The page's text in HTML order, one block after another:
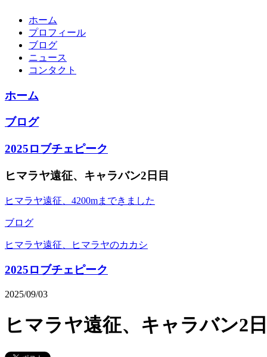
ホーム
プロフィール
ブログ
ニュース
コンタクト
ホーム
ブログ
2025ロブチェピーク
ヒマラヤ遠征、キャラバン2日目
ヒマラヤ遠征、4200mまできました
ブログ
ヒマラヤ遠征、ヒマラヤのカカシ
2025ロブチェピーク
2025/09/03
ヒマラヤ遠征、キャラバン2